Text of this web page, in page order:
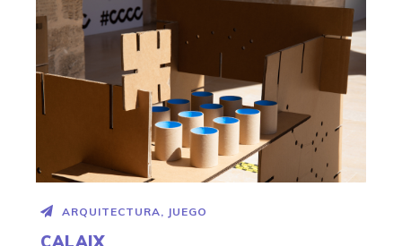
ARQUITECTURA, JUEGO